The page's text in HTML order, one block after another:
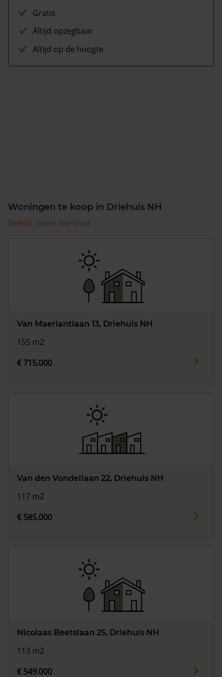
Gratis
Altijd opzegbaar
Altijd op de hoogte
Woningen te koop in Driehuis NH
Bekijk meer aanbod
Van Maerlantlaan 13, Driehuis NH
155 m2
€ 715.000
Van den Vondellaan 22, Driehuis NH
117 m2
€ 585.000
Nicolaas Beetslaan 25, Driehuis NH
113 m2
€ 549.000